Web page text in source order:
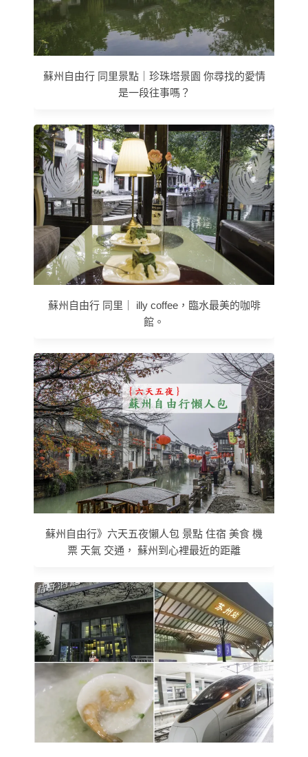
蘇州自由行 同里景點｜珍珠塔景園 你尋找的愛情
是一段往事嗎？
蘇州自由行 同里｜ illy coffee，臨水最美的咖啡
館。
蘇州自由行》六天五夜懶人包 景點 住宿 美食 機
票 天氣 交通， 蘇州到心裡最近的距離